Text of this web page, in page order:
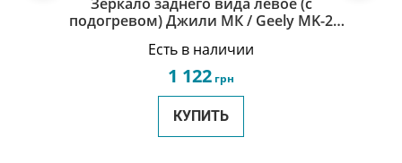
подогревом) Джили МК / Geely MK-2
Есть в наличии
1 122 грн
КУПИТЬ